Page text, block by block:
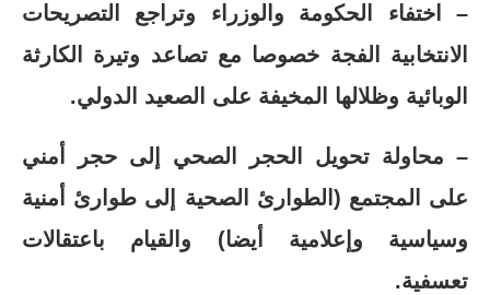
– اختفاء الحكومة والوزراء وتراجع التصريحات
الانتخابية الفجة خصوصا مع تصاعد وتيرة الكارثة
الوبائية وظلالها المخيفة على الصعيد الدولي.
– محاولة تحويل الحجر الصحي إلى حجر أمني
على المجتمع (الطوارئ الصحية إلى طوارئ أمنية
وسياسية وإعلامية أيضا) والقيام باعتقالات
تعسفية.